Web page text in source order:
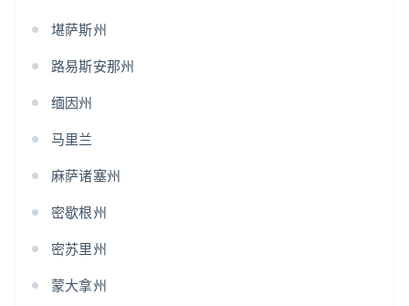
堪萨斯州
路易斯安那州
缅因州
马里兰
麻萨诸塞州
密歇根州
密苏里州
蒙大拿州